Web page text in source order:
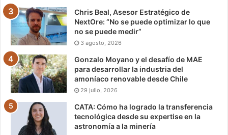
Chris Beal, Asesor Estratégico de
NextOre: “No se puede optimizar lo que
no se puede medir”
3 agosto, 2026
Gonzalo Moyano y el desafío de MAE
para desarrollar la industria del
amoníaco renovable desde Chile
29 julio, 2026
CATA: Cómo ha logrado la transferencia
tecnológica desde su expertise en la
astronomía a la minería